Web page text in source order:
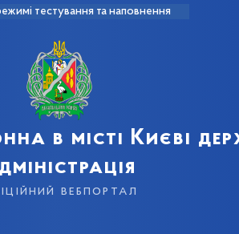
тестування та наповнення
в місті Києві
вебпортал